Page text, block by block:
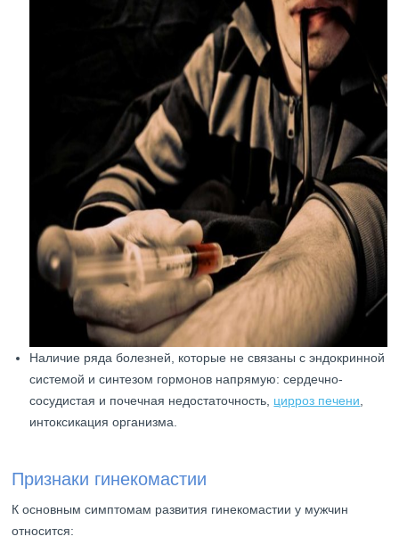
Наличие ряда болезней, которые не связаны с эндокринной
системой и синтезом гормонов напрямую: сердечно-
сосудистая и почечная недостаточность, цирроз печени
интоксикация организма.
Признаки гинекомастии
К основным симптомам развития гинекомастии у мужчин
относится: